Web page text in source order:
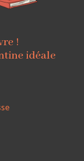
!
idéale